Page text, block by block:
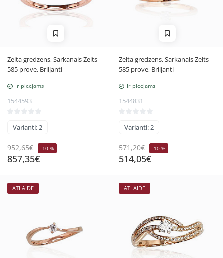
Zelta gredzens, Sarkanais Zelts
585 prove, Briljanti
Ir pieejams
1544593
Varianti: 2
952,65€ -10 %
857,35€
Zelta gredzens, Sarkanais Zelts
585 prove, Briljanti
Ir pieejams
1544831
Varianti: 2
571,20€ -10 %
514,05€
ATLAIDE ATLAIDE